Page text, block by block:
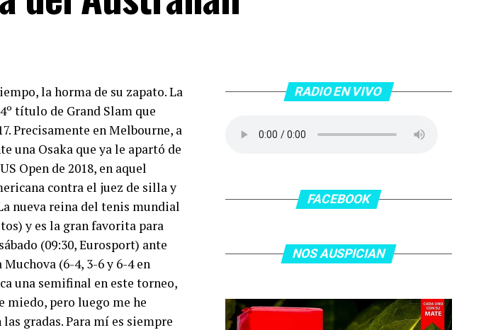
la horma de su zapato. La
título de Grand Slam que
Precisamente en Melbourne, a
una Osaka que ya le apartó de
Open de 2018, en aquel
contra el juez de silla y
nueva reina del tenis mundial
y es la gran favorita para
(09:30, Eurosport) ante
(6-4, 3-6 y 6-4 en
una semifinal en este torneo,
miedo, pero luego me he
gradas. Para mí es siempre
RADIO EN VIVO
FACEBOOK
NOS AUSPICIAN